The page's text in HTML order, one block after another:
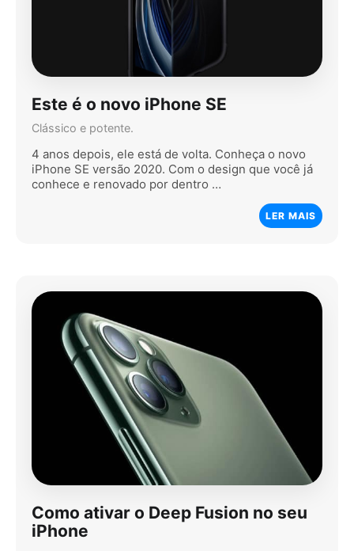
Este é o novo iPhone SE
Clássico e potente.
4 anos depois, ele está de volta. Conheça o novo
iPhone SE versão 2020. Com o design que você já
conhece e renovado por dentro …
LER MAIS
Como ativar o Deep Fusion no seu
iPhone